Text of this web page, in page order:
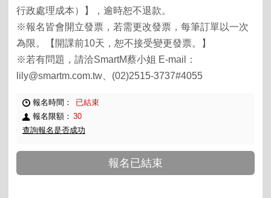
行政處理成本）】，逾時恕不退款。
※報名皆會開立發票，若需更改發票，每筆訂單以一次
為限。【開課前10天，恕不接受變更發票。】
※若有問題，請洽SmartM蔡小姐 E-mail：
lily@smartm.com.tw、(02)2515-3737#4055
報名時間：
已結束
報名限額： 30
查詢報名是否成功
報名已結束